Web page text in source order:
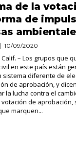
de la
de
10/09/2020
Calif. – Los grupos que
en este país están
sistema diferente de
de aprobación, y
la lucha contra el
votación de aprobación,
marquen...